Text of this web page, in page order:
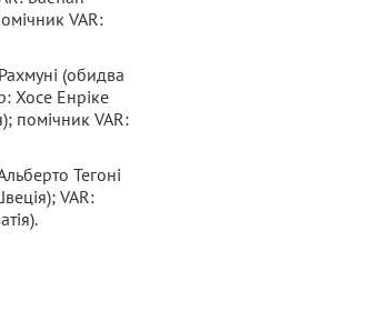
VAR:
(обидва
Хосе Енріке
помічник VAR:
Тегоні
VAR: